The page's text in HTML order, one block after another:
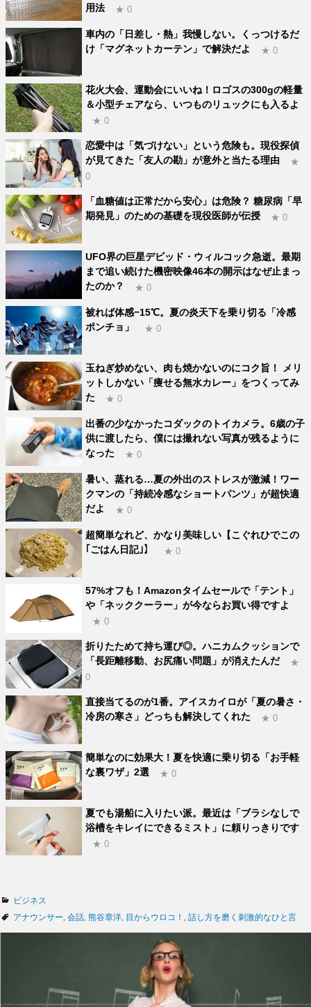
用法
★ 0
車内の「日差し・熱」我慢しない。くっつけるだ
け「マグネットカーテン」で解決だよ
★ 0
花火大会、運動会にいいね！ロゴスの300gの軽量
＆小型チェアなら、いつものリュックにも入るよ
★ 0
恋愛中は「気づけない」という危険も。現役探偵
が見てきた「友人の勘」が意外と当たる理由
★
0
「血糖値は正常だから安心」は危険？ 糖尿病「早
期発見」のための基礎を現役医師が伝授
★ 0
UFO界の巨星デビッド・ウィルコック急逝。最期
まで追い続けた機密映像46本の開示はなぜ止まっ
たのか？
★ 0
被れば体感−15℃。夏の炎天下を乗り切る「冷感
ポンチョ」
★ 0
玉ねぎ炒めない、肉も焼かないのにコク旨！ メリ
ットしかない「痩せる無水カレー」をつくってみ
た
★ 0
出番の少なかったコダックのトイカメラ。6歳の子
供に渡したら、僕には撮れない写真が残るように
なった
★ 0
暑い、蒸れる…夏の外出のストレスが激減！ワー
クマンの「持続冷感なショートパンツ」が超快適
だよ
★ 0
超簡単なれど、かなり美味しい【こぐれひでこの
｢ごはん日記｣】
★ 0
57%オフも！Amazonタイムセールで「テント」
や「ネッククーラー」が今ならお買い得ですよ
★ 0
折りたためて持ち運び◎。ハニカムクッションで
「長距離移動、お尻痛い問題」が消えたんだ
★
0
直接当てるのが1番。アイスカイロが「夏の暑さ・
冷房の寒さ」どっちも解決してくれた
★ 0
簡単なのに効果大！夏を快適に乗り切る「お手軽
な裏ワザ」2選
★ 0
夏でも湯船に入りたい派。最近は「ブラシなしで
浴槽をキレイにできるミスト」に頼りっきりです
★ 0
カ
テ
ビジネス
タ
アナウンサー 会話 熊谷章洋 目からウロコ！ 話し方を磨く刺激的なひと言